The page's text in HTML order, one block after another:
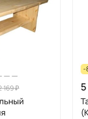
169 ₽
-